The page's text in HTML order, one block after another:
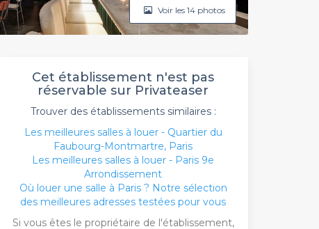
Voir les 14 photos
Cet établissement n'est pas
réservable sur Privateaser
Trouver des établissements similaires :
Les meilleures salles à louer - Quartier du
Faubourg-Montmartre, Paris
Les meilleures salles à louer - Paris 9e
Arrondissement
Où louer une salle à Paris ? Notre sélection
des meilleures adresses testées pour vous
Si vous êtes le propriétaire de l'établissement,